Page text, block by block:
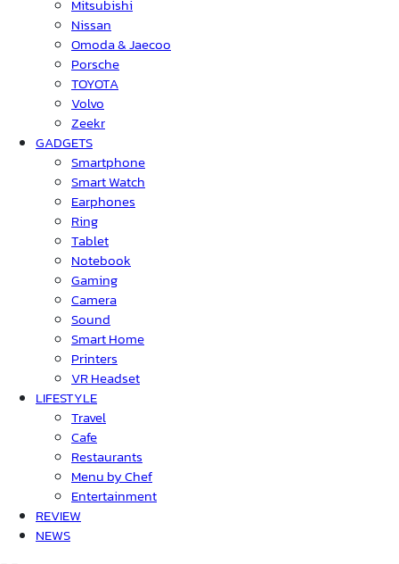
Mitsubishi
Nissan
Omoda & Jaecoo
Porsche
TOYOTA
Volvo
Zeekr
GADGETS
Smartphone
Smart Watch
Earphones
Ring
Tablet
Notebook
Gaming
Camera
Sound
Smart Home
Printers
VR Headset
LIFESTYLE
Travel
Cafe
Restaurants
Menu by Chef
Entertainment
REVIEW
NEWS